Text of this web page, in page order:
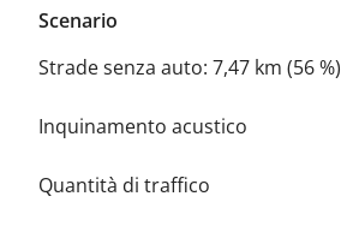
Scenario
Strade senza auto: 7,47 km (56 %)
Inquinamento acustico
Quantità di traffico